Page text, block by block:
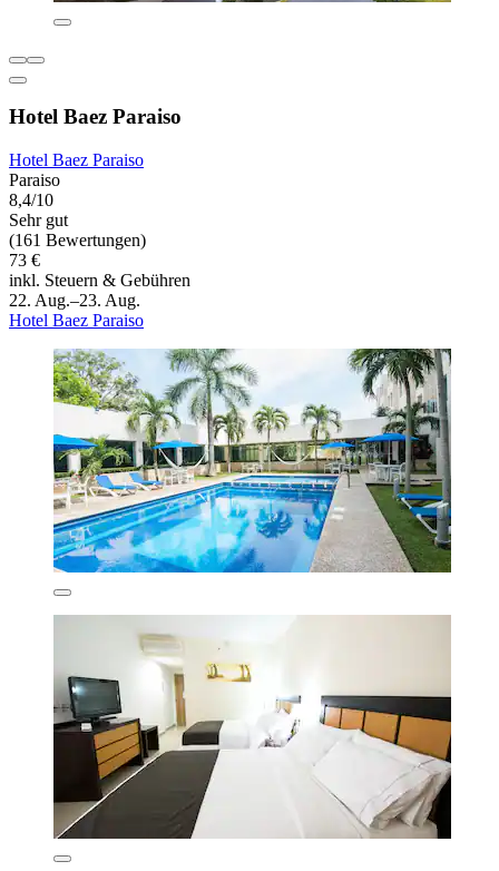
Hotel Baez Paraiso
Hotel Baez Paraiso
Paraiso
8,4/10
Sehr gut
(161 Bewertungen)
73 €
inkl. Steuern & Gebühren
22. Aug.–23. Aug.
Hotel Baez Paraiso